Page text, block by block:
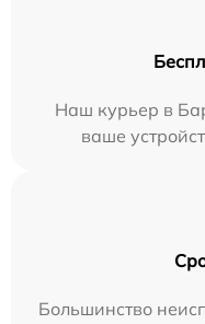
Наш курьер в
ваше
Большинство